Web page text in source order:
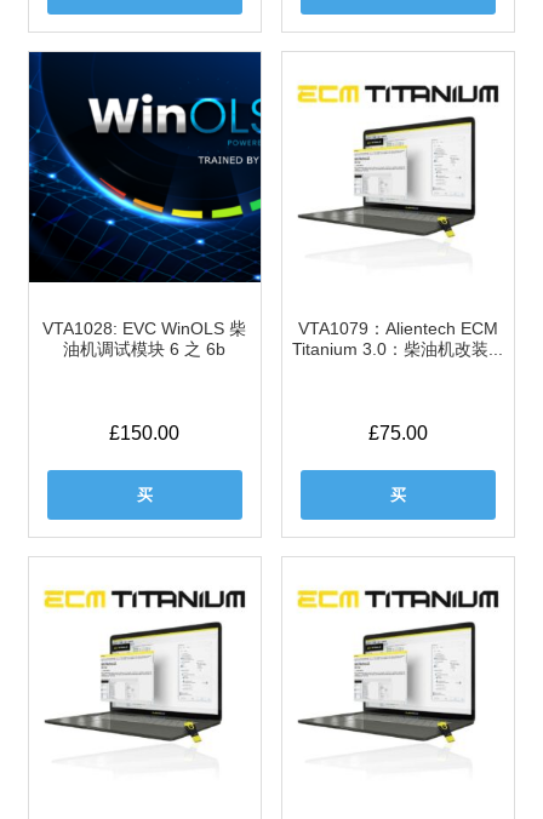
VTA1028: EVC WinOLS 柴
油机调试模块 6 之 6b
£150.00
买
VTA1079：Alientech ECM
Titanium 3.0：柴油机改装...
£75.00
买